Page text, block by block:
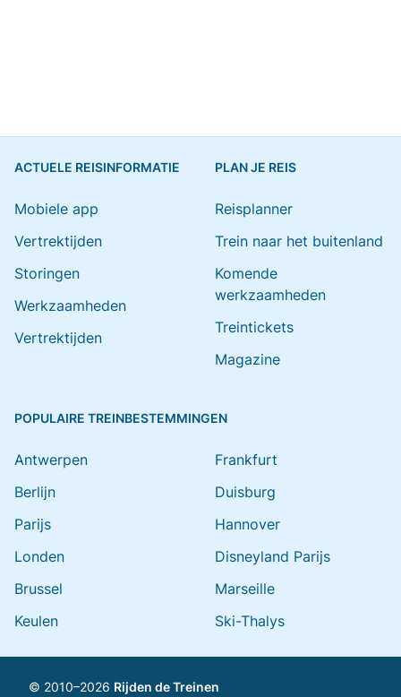
ACTUELE REISINFORMATIE
Mobiele app
Vertrektijden
Storingen
Werkzaamheden
Vertrektijden
PLAN JE REIS
Reisplanner
Trein naar het buitenland
Komende
werkzaamheden
Treintickets
Magazine
POPULAIRE TREINBESTEMMINGEN
Antwerpen
Berlijn
Parijs
Londen
Brussel
Keulen
Frankfurt
Duisburg
Hannover
Disneyland Parijs
Marseille
Ski-Thalys
© 2010–2026 Rijden de Treinen